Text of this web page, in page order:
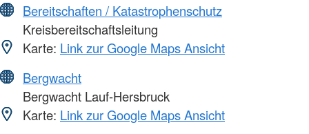
Bereitschaften / Katastrophenschutz
Kreisbereitschaftsleitung
Karte: Link zur Google Maps Ansicht
Bergwacht
Bergwacht Lauf-Hersbruck
Karte: Link zur Google Maps Ansicht